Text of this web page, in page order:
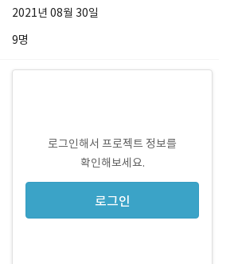
2021년 08월 30일
9명
로그인해서 프로젝트 정보를
확인해보세요.
로그인